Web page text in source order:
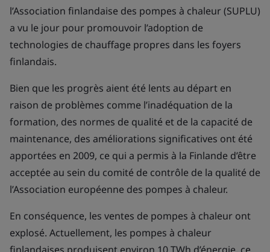
l’Association finlandaise des pompes à chaleur (SUPLU)
a vu le jour pour promouvoir l’adoption de
technologies de chauffage propres dans les foyers
finlandais.
Bien que les progrès aient été lents au départ en
raison de problèmes comme l’inadéquation de la
formation, des normes de qualité et de la capacité de
maintenance, des améliorations significatives ont été
apportées en 2009, ce qui a permis à la Finlande d’être
acceptée au sein du comité de contrôle de la qualité de
l’Association européenne des pompes à chaleur.
En conséquence, les ventes de pompes à chaleur ont
explosé. Actuellement, les pompes à chaleur